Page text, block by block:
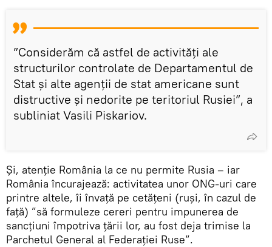
”Considerăm că astfel de activități ale
structurilor controlate de Departamentul de
Stat și alte agenții de stat americane sunt
distructive și nedorite pe teritoriul Rusiei”, a
subliniat Vasili Piskariov.
Și, atenție România la ce nu permite Rusia – iar
România încurajează: activitatea unor ONG-uri care
printre altele, îi învață pe cetățeni (ruși, în cazul de
față) ”să formuleze cereri pentru impunerea de
sancțiuni împotriva țării lor, au fost deja trimise la
Parchetul General al Federației Ruse”.